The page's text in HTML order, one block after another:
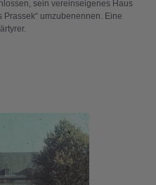
sein vereinseigenes Haus
umzubenennen. Eine